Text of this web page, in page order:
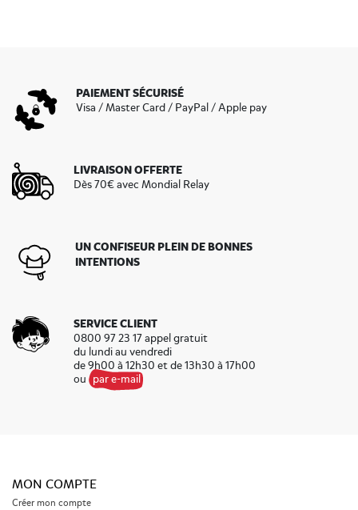
PAIEMENT SÉCURISÉ
Visa / Master Card / PayPal / Apple pay
LIVRAISON OFFERTE
Dès 70€ avec Mondial Relay
UN CONFISEUR PLEIN DE BONNES
INTENTIONS
SERVICE CLIENT
0800 97 23 17 appel gratuit
du lundi au vendredi
de 9h00 à 12h30 et de 13h30 à 17h00
ou par e-mail
MON COMPTE
Créer mon compte